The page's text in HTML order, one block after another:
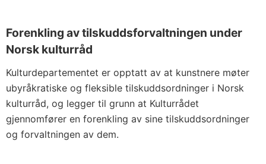
Forenkling av tilskuddsforvaltningen under
Norsk kulturråd
Kulturdepartementet er opptatt av at kunstnere møter
ubyråkratiske og fleksible tilskuddsordninger i Norsk
kulturråd, og legger til grunn at Kulturrådet
gjennomfører en forenkling av sine tilskuddsordninger
og forvaltningen av dem.